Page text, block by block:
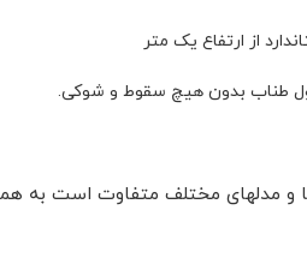
از ارتفاع یک متر
طناب بدون هیچ سقوط و شوکی.
مختلف متفاوت است به